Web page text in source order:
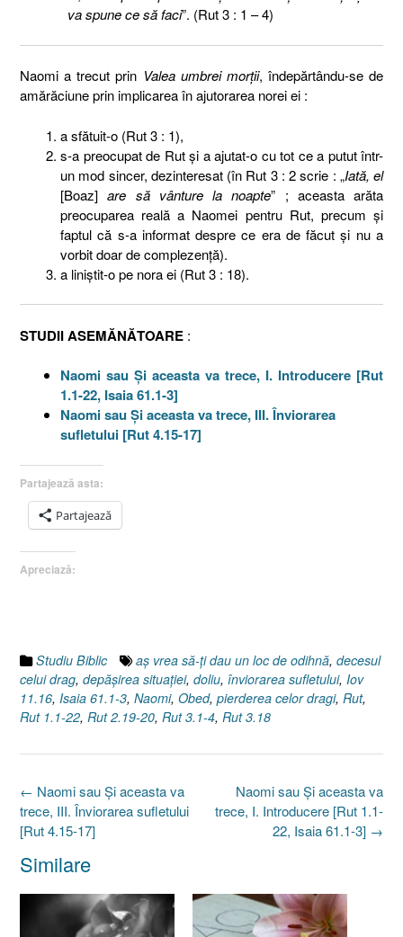
va spune ce să faci”. (Rut 3 : 1 – 4)
Naomi a trecut prin Valea umbrei morţii, îndepărtându-se de
amărăciune prin implicarea în ajutorarea norei ei :
a sfătuit-o (Rut 3 : 1),
s-a preocupat de Rut şi a ajutat-o cu tot ce a putut într-
un mod sincer, dezinteresat (în Rut 3 : 2 scrie : „Iată, el
[Boaz]are să vânture la noapte” ; aceasta arăta
preocuparea reală a Naomei pentru Rut, precum şi
faptul că s-a informat despre ce era de făcut şi nu a
vorbit doar de complezenţă).
a liniştit-o pe nora ei (Rut 3 : 18).
STUDII ASEMĂNĂTOARE :
Naomi sau Şi aceasta va trece, I. Introducere [Rut
1.1-22, Isaia 61.1-3]
Naomi sau Şi aceasta va trece, III. Înviorarea
sufletului [Rut 4.15-17]
Partajează asta:
Partajează
Apreciază:
Studiu Biblic aş vrea să-ţi dau un loc de odihnă, decesul
celui drag, depăşirea situaţiei, doliu, înviorarea sufletului, Iov
11.16, Isaia 61.1-3, Naomi, Obed, pierderea celor dragi, Rut,
Rut 1.1-22, Rut 2.19-20, Rut 3.1-4, Rut 3.18
Post
navigation
Naomi sau Şi aceasta va
trece, I. Introducere [Rut 1.1-
22, Isaia 61.1-3] →
← Naomi sau Şi aceasta va
trece, III. Înviorarea sufletului
[Rut 4.15-17]
Similare